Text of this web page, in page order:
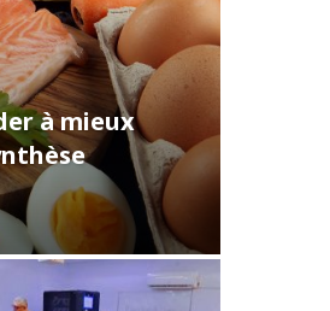
à mieux